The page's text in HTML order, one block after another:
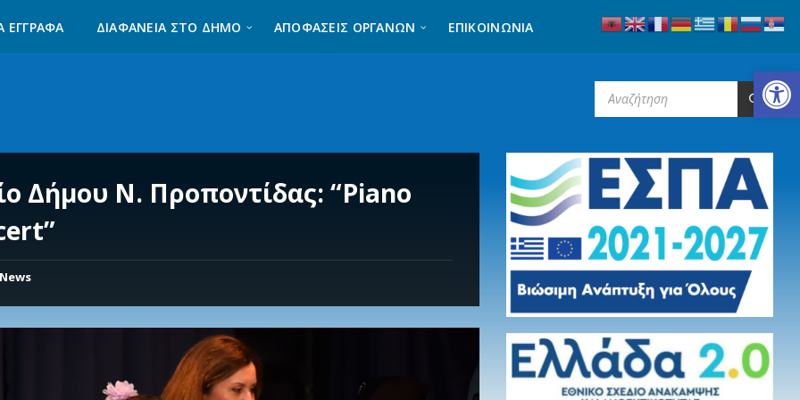
Ανοίξτε τη γραμμή εργαλείων
ΈΓΓΡΑΦΑ ΔΙΑΦΆΝΕΙΑ ΣΤΟ ΔΉΜΟ ΑΠΟΦΑΣΕΙΣ ΟΡΓΑΝΩΝ ΕΠΙΚΟΙΝΩΝΊΑ
Δήμου Ν. Προποντίδας: “Piano
News